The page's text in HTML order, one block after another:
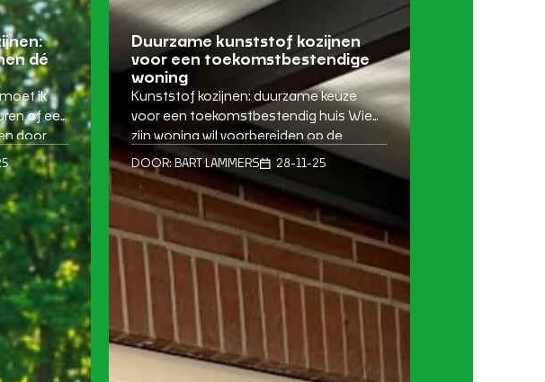
dé
ik
of een
door
die
je
de
Duurzame kunststof kozijnen
voor een toekomstbestendige
woning
Kunststof kozijnen: duurzame keuze
voor een toekomstbestendig huis Wie
zijn woning wil voorbereiden op de
toekomst, ontdekt al snel dat het loont
om te investeren in slimme, duurzame
aanpassingen. Een van de meest
effectieve manieren om comfort en
energiezuinigheid te vergroten, is het
vervangen van oude kozijnen door
kunststof kozijnen. Vooral oplossingen
die weinig onderhoud […]
DOOR: BART LAMMERS 28-11-25